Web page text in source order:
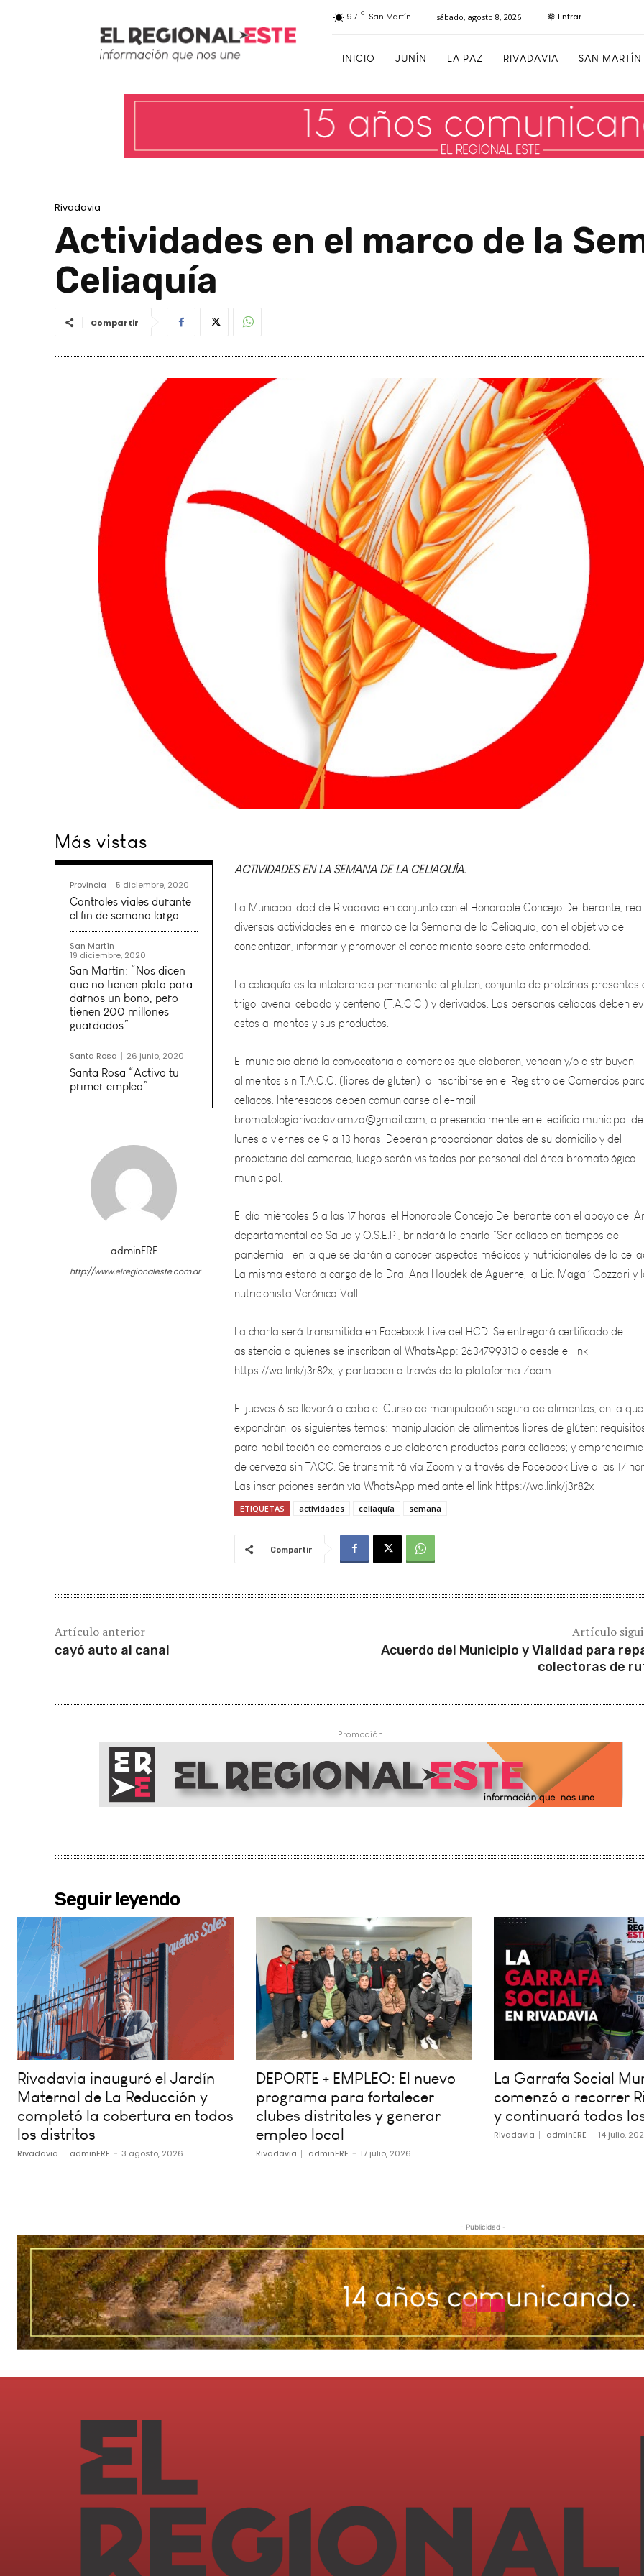
9.7 C San Martín sábado, agosto 8, 2026 Entrar
INICIO JUNÍN LA PAZ RIVADAVIA SAN MARTÍN
Rivadavia
Actividades en el marco de la
Celiaquía
Compartir
Más vistas
Provincia 5 diciembre, 2020
Controles viales durante
el fin de semana largo
San Martín
19 diciembre, 2020
San Martín: “Nos dicen
que no tienen plata para
darnos un bono, pero
tienen 200 millones
guardados”
Santa Rosa 26 junio, 2020
Santa Rosa “Activa tu
primer empleo”
adminERE
http://www.elregionaleste.com.ar
ACTIVIDADES EN LA SEMANA DE LA CELIAQUÍA.
La Municipalidad de Rivadavia en conjunto con el Honorable Concejo Deliberante, realiza
diversas actividades en el marco de la Semana de la Celiaquía, con el objetivo de
concientizar, informar y promover el conocimiento sobre esta enfermedad.
La celiaquía es la intolerancia permanente al gluten, conjunto de proteínas presentes en el
trigo, avena, cebada y centeno (T.A.C.C.) y derivados. Las personas celíacas
estos alimentos y sus productos.
El municipio abrió la convocatoria a comercios que elaboren, vendan y/o distribuyen
alimentos sin T.A.C.C. (libres de gluten), a inscribirse en el Registro de Comercios para
celíacos. Interesados deben comunicarse al e-mail
bromatologiarivadaviamza@gmail.com, o presencialmente en el edificio municipal de
lunes a viernes de 9 a 13 horas. Deberán proporcionar datos de su domicilio y del
propietario del comercio, luego serán visitados por personal del área bromatológica
municipal.
El día miércoles 5 a las 17 horas, el Honorable Concejo Deliberante con el apoyo del Área
departamental de Salud y O.S.E.P., brindará la charla “Ser celíaco en tiempos de
pandemia”, en la que se darán a conocer aspectos médicos y nutricionales de la
La misma estará a cargo de la Dra. Ana Houdek de Aguerre, la Lic. Magalí Cozzari
nutricionista Verónica Valli.
La charla será transmitida en Facebook Live del HCD. Se entregará certificado de
asistencia a quienes se inscriban al WhatsApp: 2634799310 o desde el link
https://wa.link/j3r82x, y participen a través de la plataforma Zoom.
El jueves 6 se llevará a cabo el Curso de manipulación segura de alimentos, en la que se
expondrán los siguientes temas: manipulación de alimentos libres de glúten; requisitos
para habilitación de comercios que elaboren productos para celíacos; y
de cerveza sin TACC. Se transmitirá vía Zoom y a través de Facebook Live a las 17
Las inscripciones serán vía WhatsApp mediante el link https://wa.link/j3r82x
ETIQUETAS actividades celiaquía semana
Compartir
Artículo anterior
cayó auto al canal
Artículo
Acuerdo del Municipio y Vialidad para
colectoras de
- Promoción -
Seguir leyendo
Rivadavia inauguró el Jardín
Maternal de La Reducción y
completó la cobertura en todos
los distritos
Rivadavia adminERE - 3 agosto, 2026
DEPORTE + EMPLEO: El nuevo
programa para fortalecer
clubes distritales y generar
empleo local
Rivadavia adminERE - 17 julio, 2026
La Garrafa Social
comenzó a recorrer
y continuará todos
Rivadavia adminERE - 14 julio,
- Publicidad -